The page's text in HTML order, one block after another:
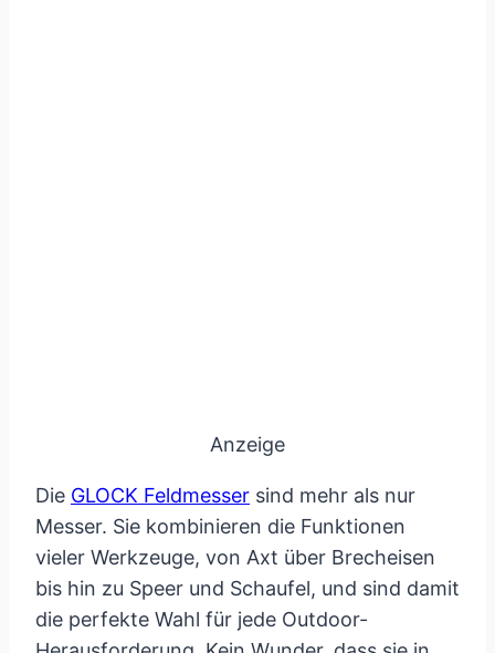
Anzeige
Die GLOCK Feldmesser sind mehr als nur
Messer. Sie kombinieren die Funktionen
vieler Werkzeuge, von Axt über Brecheisen
bis hin zu Speer und Schaufel, und sind damit
die perfekte Wahl für jede Outdoor-